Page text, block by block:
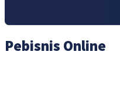
Pebisnis Online